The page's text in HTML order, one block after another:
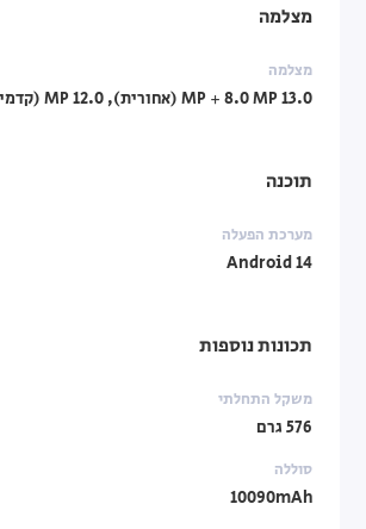
מצלמה
מצלמה
13.0 MP + 8.0 MP (אחורית), 12.0 MP (קדמית)
תוכנה
מערכת הפעלה
Android 14
תכונות נוספות
משקל התחלתי
576 גרם
סוללה
10090mAh